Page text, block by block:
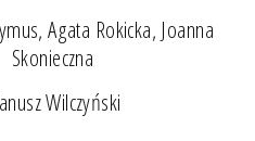
Agata Rokicka, Joanna
Skonieczna
Wilczyński